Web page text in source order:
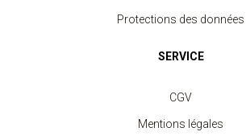
Protections des données
SERVICE
CGV
Mentions légales